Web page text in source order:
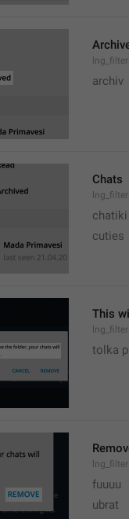
archiv
Chats
chatiki
cuties
This
tolka
fuuuu
ubrat